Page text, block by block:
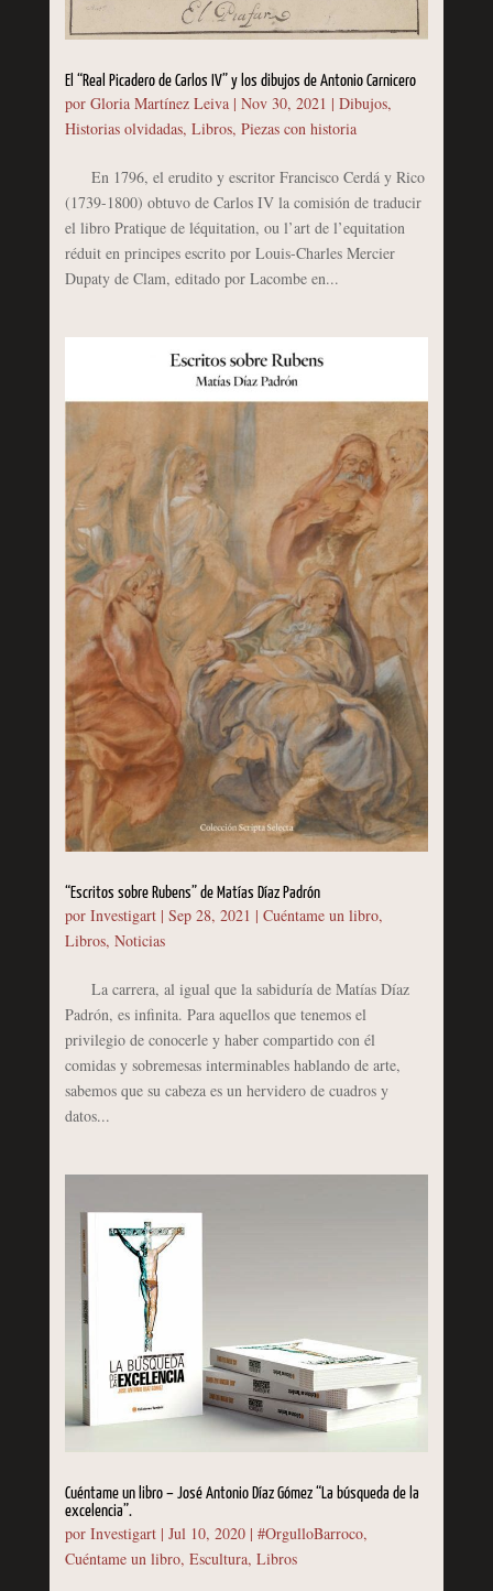
El “Real Picadero de Carlos IV” y los dibujos de Antonio Carnicero
por Gloria Martínez Leiva| Nov 30, 2021 | Dibujos,
Historias olvidadas, Libros, Piezas con historia
En 1796, el erudito y escritor Francisco Cerdá y Rico
(1739-1800) obtuvo de Carlos IV la comisión de traducir
el libro Pratique de léquitation, ou l’art de l’equitation
réduit en principes escrito por Louis-Charles Mercier
Dupaty de Clam, editado por Lacombe en...
“Escritos sobre Rubens” de Matías Díaz Padrón
por Investigart| Sep 28, 2021 | Cuéntame un libro,
Libros, Noticias
La carrera, al igual que la sabiduría de Matías Díaz
Padrón, es infinita. Para aquellos que tenemos el
privilegio de conocerle y haber compartido con él
comidas y sobremesas interminables hablando de arte,
sabemos que su cabeza es un hervidero de cuadros y
datos...
Cuéntame un libro – José Antonio Díaz Gómez “La búsqueda de la
excelencia”.
por Investigart| Jul 10, 2020| #OrgulloBarroco,
Cuéntame un libro, Escultura, Libros